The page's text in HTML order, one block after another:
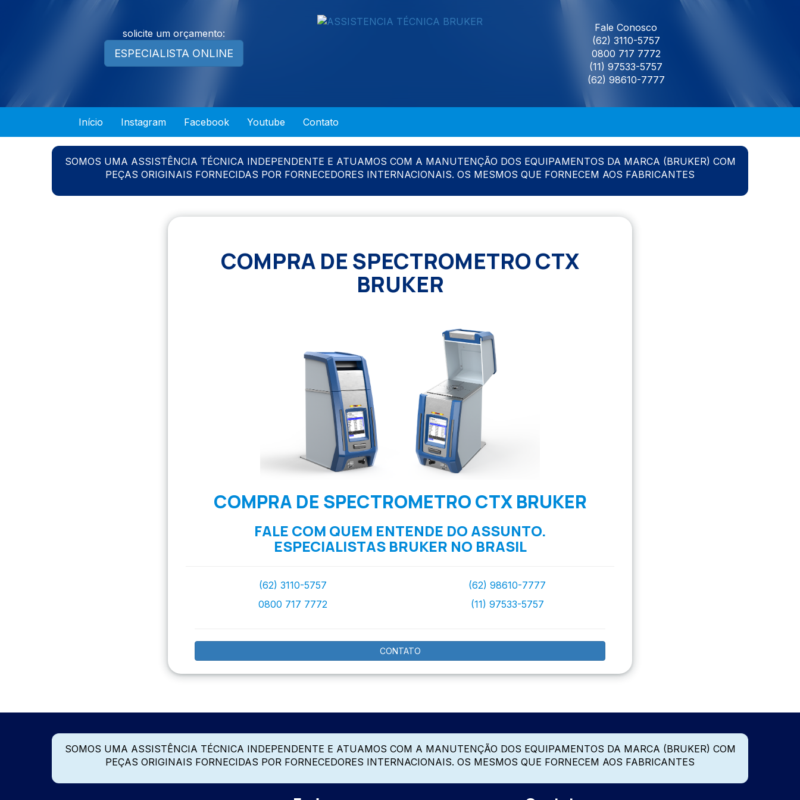
solicite um orçamento:
ESPECIALISTA ONLINE
Fale Conosco
(62) 3110-5757
0800 717 7772
(11) 97533-5757
(62) 98610-7777
Início Instagram Facebook Youtube Contato
SOMOS UMA ASSISTÊNCIA TÉCNICA INDEPENDENTE E ATUAMOS COM A MANUTENÇÃO DOS EQUIPAMENTOS DA MARCA (BRUKER) COM
PEÇAS ORIGINAIS FORNECIDAS POR FORNECEDORES INTERNACIONAIS. OS MESMOS QUE FORNECEM AOS FABRICANTES
COMPRA DE SPECTROMETRO CTX
BRUKER
COMPRA DE SPECTROMETRO CTX BRUKER
FALE COM QUEM ENTENDE DO ASSUNTO.
ESPECIALISTAS BRUKER NO BRASIL
(62) 3110-5757
0800 717 7772
(62) 98610-7777
(11) 97533-5757
CONTATO
SOMOS UMA ASSISTÊNCIA TÉCNICA INDEPENDENTE E ATUAMOS COM A MANUTENÇÃO DOS EQUIPAMENTOS DA MARCA (BRUKER) COM
PEÇAS ORIGINAIS FORNECIDAS POR FORNECEDORES INTERNACIONAIS. OS MESMOS QUE FORNECEM AOS FABRICANTES